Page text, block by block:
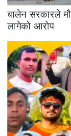
बालेन सरकारले
लागेको आरोप